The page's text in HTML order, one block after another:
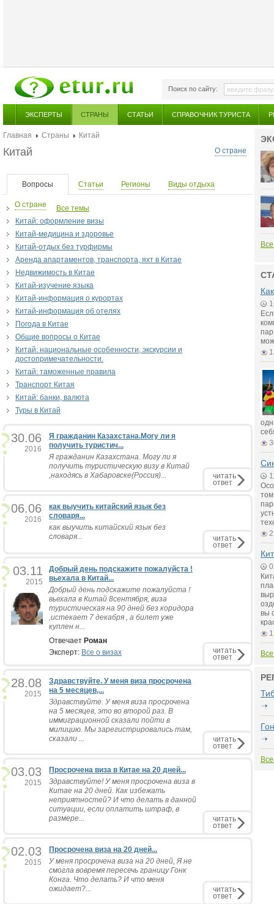
Поиск по сайту:
ЭКСПЕРТЫ СТРАНЫ СТАТЬИ СПРАВОЧНИК ТУРИСТА
Главная Страны
Китай
О стране
Китай
Вопросы Статьи Регионы Виды отдыха
О стране
Все темы
Китай: оформление визы
Китай-медицина и здоровье
Китай-отдых без турфирмы
Аренда апартаментов, транспорта, яхт в Китае
Недвижимость в Китае
Китай-изучение языка
Китай-информация о курортах
Китай-информация об отелях
Погода в Китае
Общие вопросы о Китае
Китай: национальные особенности, экскурсии и
достопримечательности.
Китай: таможенные правила
Транспорт Китая
Китай: банки, валюта
Туры в Китай
30.06
2016
Я гражданин Казахстана.Могу ли я
получить туристич...
Я гражданин Казахстана. Могу ли я
получить туристическую визу в Китай
,находясь в Хабаровске(Россия)...
читать
ответ
06.06
2016
как выучить китайский язык без
словаря...
как выучить китайский язык без
словаря...
читать
ответ
03.11
2015
Добрый день подскажите пожалуйста !
вьехала в Китай...
Добрый день подскажите пожалуйста !
вьехала в Китай 8сентября, виза
туристическая на 90 дней без коридора
,истекает 7 декабря , а билет уже
куплен н...
Отвечает Роман
Эксперт: Все о визах читать
ответ
28.08
2015
Здравствуйте. У меня виза просрочена
на 5 месяцев,...
Здравствуйте. У меня виза просрочена
на 5 месяцев, это во второй раз. В
иммиграционной сказали пойти в
милицию. Мы зарегистрировались там,
сказали ...
читать
ответ
03.03
2015
Просрочена виза в Китае на 20 дней...
Здравствуйте! У меня просрочена виза в
Китае на 20 дней. Как избежать
неприятностей? И что делать в данной
ситуации, если оплатить штраф, в
размере...
читать
ответ
02.03
2015
Просрочена виза на 20 дней...
У меня просрочена виза на 20 дней, Я не
смогла вовремя пересечь границу Гонк
Конга. Что делать? И что меня
ожидает?...
читать
ответ
вы